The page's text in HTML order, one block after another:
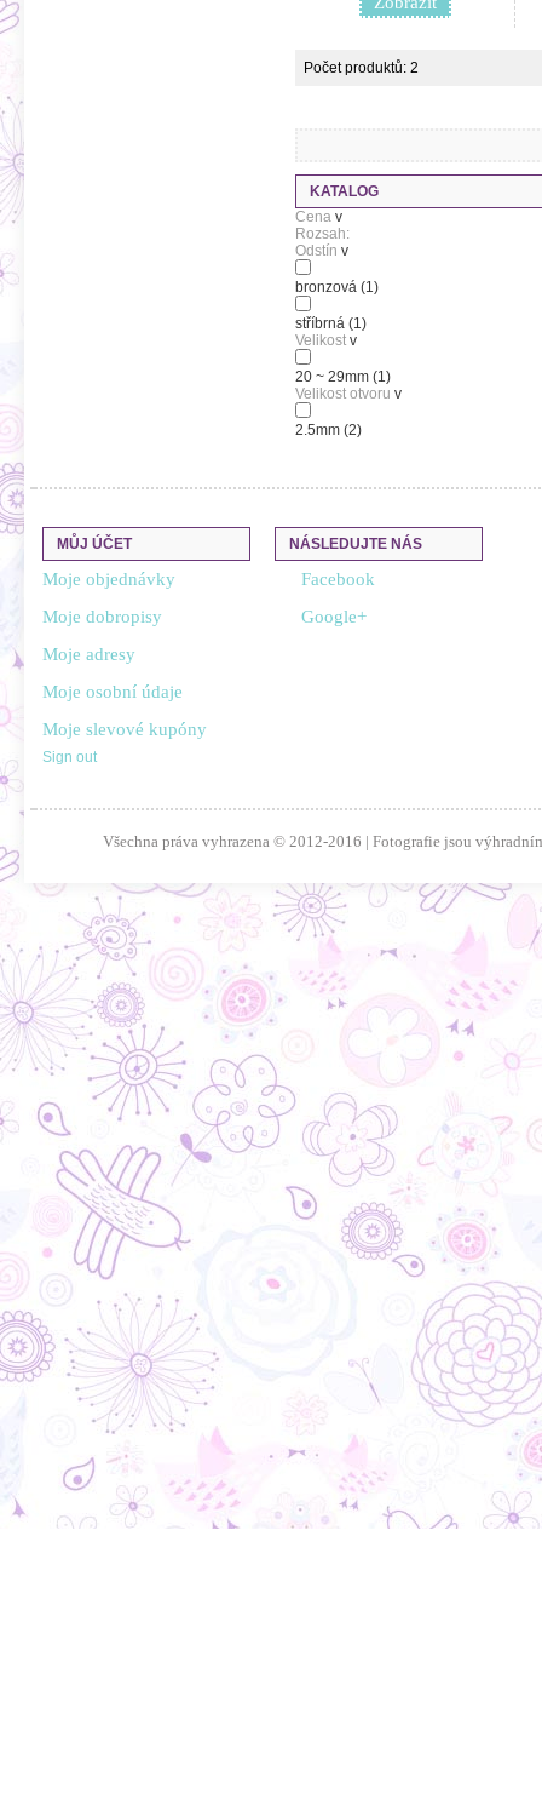
Počet produktů: 2
KATALOG
Cena v
Rozsah:
Odstín v
bronzová (1)
stříbrná (1)
Velikost v
20 ~ 29mm (1)
Velikost otvoru v
2.5mm (2)
MŮJ ÚČET
Moje objednávky
Moje dobropisy
Moje adresy
Moje osobní údaje
Moje slevové kupóny
Sign out
NÁSLEDUJTE NÁS
Facebook
Google+
Všechna práva vyhrazena © 2012-2016 | Fotografie jsou